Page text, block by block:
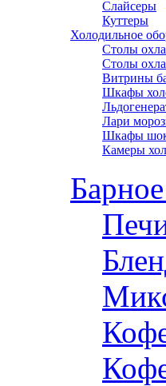
Слайсеры
Куттеры
Холодильное
Столы
Столы
Витрины
Шкафы
Лари
Шкафы
Камеры